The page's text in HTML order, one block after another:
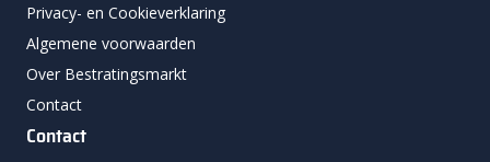
Privacy- en Cookieverklaring
Algemene voorwaarden
Over Bestratingsmarkt
Contact
Contact